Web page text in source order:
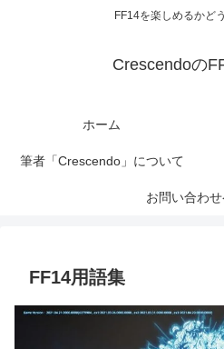
FF14を楽しめるかど
Crescendoの
ホーム
筆者「Crescendo」について
お問い合わ
FF14用語集